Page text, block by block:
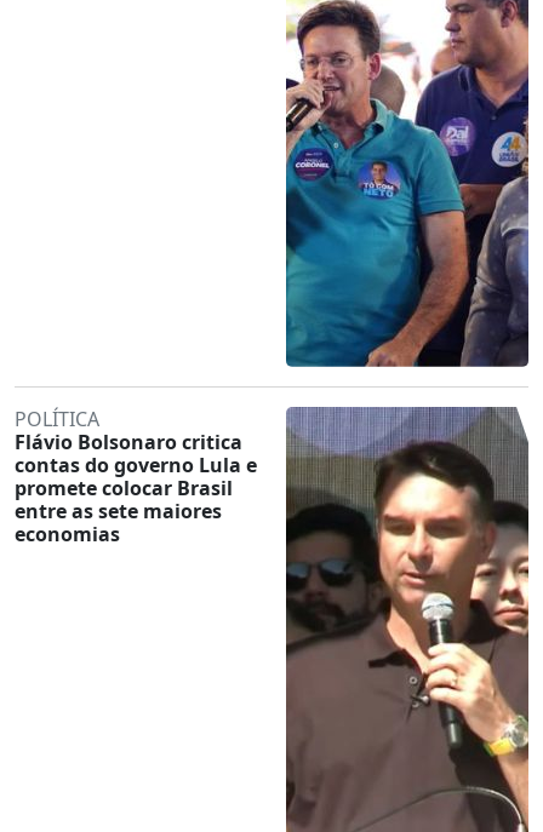
POLÍTICA
Flávio Bolsonaro critica
contas do governo Lula e
promete colocar Brasil
entre as sete maiores
economias